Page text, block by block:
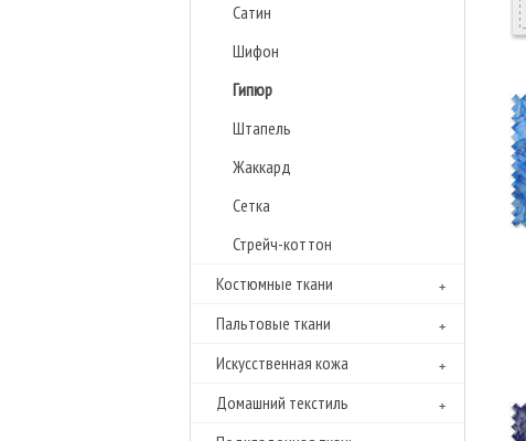
Сатин
Шифон
Гипюр
Штапель
Жаккард
Сетка
Стрейч-коттон
Костюмные ткани
Пальтовые ткани
Искусственная кожа
Домашний текстиль